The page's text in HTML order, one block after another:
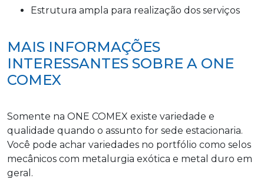
estrutura ampla para realização dos serviços
MAIS INFORMAÇÕES
INTERESSANTES SOBRE A ONE
COMEX
Somente na ONE COMEX existe variedade e
qualidade quando o assunto for sede estacionaria.
Você pode achar variedades no portfólio como selos
mecânicos com metalurgia exótica e metal duro em
geral.